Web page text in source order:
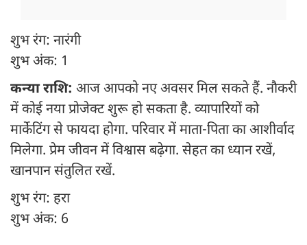
शुभ रंग: नारंगी
शुभ अंक: 1
कन्या राशि: आज आपको नए अवसर मिल सकते हैं. नौकरी
में कोई नया प्रोजेक्ट शुरू हो सकता है. व्यापारियों को
मार्केटिंग से फायदा होगा. परिवार में माता-पिता का आशीर्वाद
मिलेगा. प्रेम जीवन में विश्वास बढ़ेगा. सेहत का ध्यान रखें,
खानपान संतुलित रखें.
शुभ रंग: हरा
शुभ अंक: 6